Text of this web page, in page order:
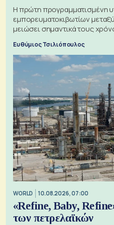
Η πρώτη προγραμματισμένη
εμπορευματοκιβωτίων
μειώσει σημαντικά τους
χρησιμοποιώντας την
Ευθύμιος Τσιλιόπουλος
WORLD 10.08.2026, 07:00
«Refine, Baby,
των πετρελαϊκών